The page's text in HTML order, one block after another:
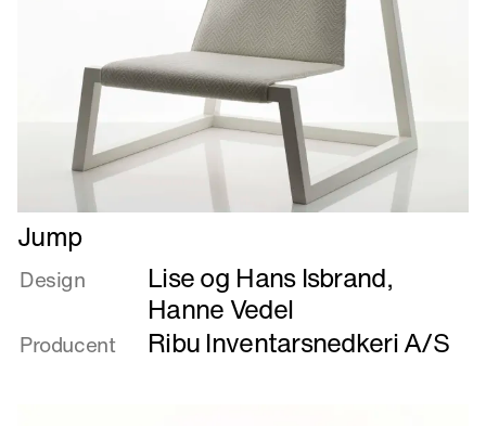
Læs
mere
om
Jump
Design Lise og Hans Isbrand,
Hanne Vedel
Producent Ribu Inventarsnedkeri A/S